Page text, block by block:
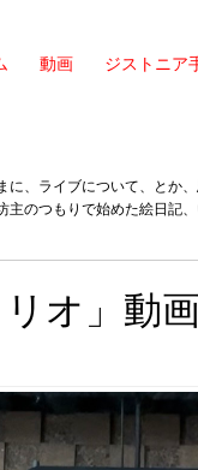
動画 ジストニア
に、ライブについて、とか
主のつもりで始めた絵日記
オ」動画